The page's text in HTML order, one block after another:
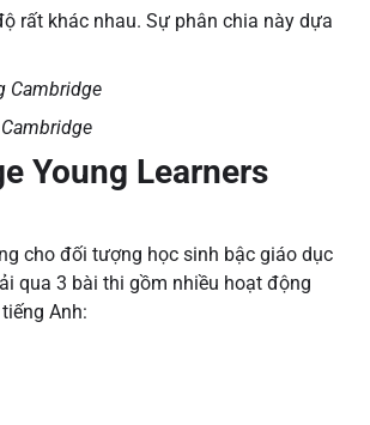
rất khác nhau. Sự phân chia này dựa
Young Learners
cho đối tượng học sinh bậc giáo dục
qua 3 bài thi gồm nhiều hoạt động
Anh: